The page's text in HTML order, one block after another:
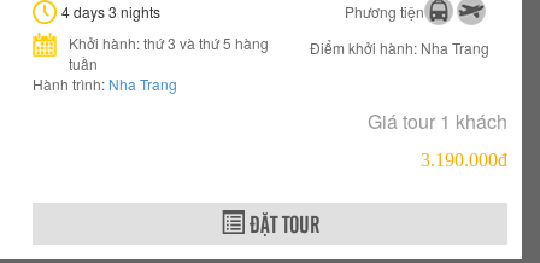
4 days 3 nights
Phương tiện
Khởi hành: thứ 3 và thứ 5 hàng
tuần
Điểm khởi hành: Nha Trang
Hành trình: Nha Trang
Giá tour 1 khách
3.190.000đ
ĐẶT TOUR